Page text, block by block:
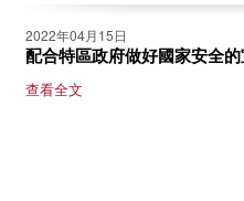
2022年04月15日
配合特區政府做好國家安全
查看全文